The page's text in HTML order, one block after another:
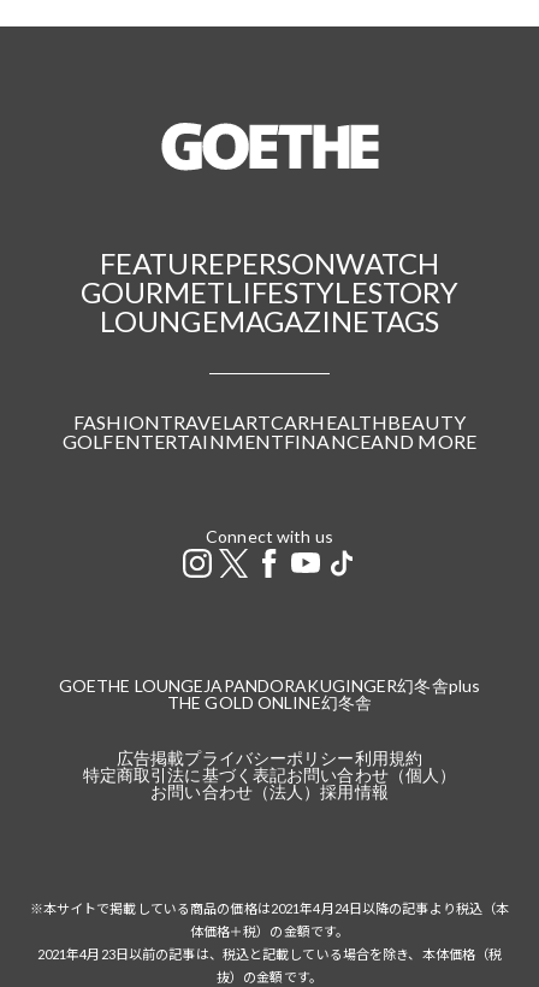
FEATUREPERSONWATCH
GOURMETLIFESTYLESTORY
LOUNGEMAGAZINETAGS
FASHIONTRAVELARTCARHEALTHBEAUTY
GOLFENTERTAINMENTFINANCEAND MORE
Connect with us
GOETHE LOUNGE JAPANDORAKUGINGER幻冬舎plus
THE GOLD ONLINE幻冬舎
広告掲載プライバシーポリシー利用規約
特定商取引法に基づく表記お問い合わせ（個人）
お問い合わせ（法人）採用情報
※本サイトで掲載している商品の価格は2021年4月24日以降の記事より税込（本
体価格＋税）の金額です。
2021年4月23日以前の記事は、税込と記載している場合を除き、本体価格（税
抜）の金額です。